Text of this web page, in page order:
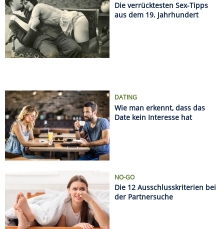
Die verrücktesten Sex-Tipps
aus dem 19. Jahrhundert
DATING
Wie man erkennt, dass das
Date kein Interesse hat
NO-GO
Die 12 Ausschlusskriterien bei
der Partnersuche